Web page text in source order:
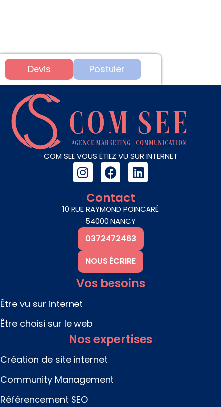
Devis Postuler
COM SEE VOUS ÉTIEZ VU SUR INTERNET
I
n
s
t
a
g
r
a
m
F
a
c
e
b
o
o
k
L
i
k
d
n
Contact
10 RUE RAYMOND POINCARÉ
54000 NANCY
0372472463
NOUS ÉCRIRE
Vos besoins
Être vu sur internet
Être choisi sur le web
Nos expertises
Création de site internet
Community Management
Référencement SEO